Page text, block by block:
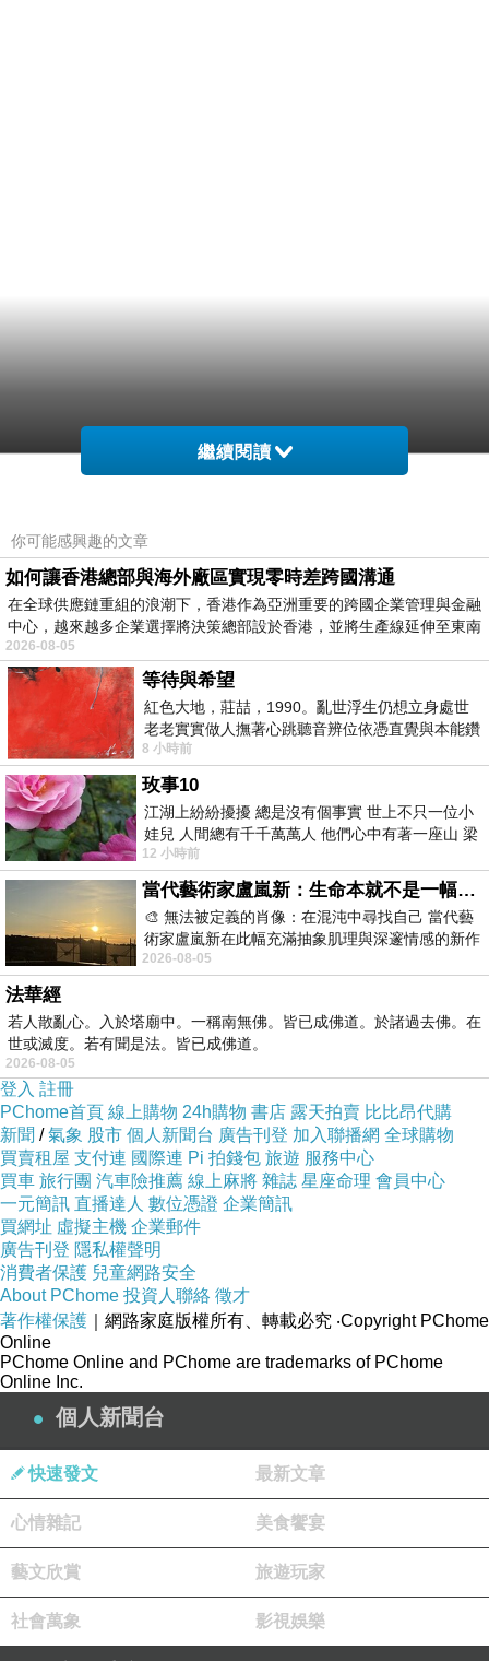
繼續閱讀
你可能感興趣的文章
如何讓香港總部與海外廠區實現零時差跨國溝通
在全球供應鏈重組的浪潮下，香港作為亞洲重要的跨國企業管理與金融
中心，越來越多企業選擇將決策總部設於香港，並將生產線延伸至東南
2026-08-05
等待與希望
紅色大地，莊喆，1990。亂世浮生仍想立身處世
老老實實做人撫著心跳聽音辨位依憑直覺與本能鑽
向裂隙的亮處探索另一個心聲另一個共鳴的
8 小時前
玫事10
江湖上紛紛擾擾 總是沒有個事實 世上不只一位小
娃兒 人間總有千千萬萬人 他們心中有著一座山 梁
山佛山泰華衡恆嵩 一山之高
12 小時前
當代藝術家盧嵐新：生命本就不是一幅能被定義的肖像，在混亂與交疊中拼湊完整的靈魂
🎨 無法被定義的肖像：在混沌中尋找自己 當代藝
術家盧嵐新在此幅充滿抽象肌理與深邃情感的新作
中，以灰白為基底，交織著塗抹、刮擦與
2026-08-05
法華經
若人散亂心。入於塔廟中。一稱南無佛。皆已成佛道。於諸過去佛。在
世或滅度。若有聞是法。皆已成佛道。
2026-08-05
登入 註冊
PChome首頁 線上購物 24h購物 書店 露天拍賣 比比昂代購
新聞 /氣象 股市 個人新聞台 廣告刊登 加入聯播網 全球購物
買賣租屋 支付連 國際連 Pi 拍錢包 旅遊 服務中心
買車 旅行團 汽車險推薦 線上麻將 雜誌 星座命理 會員中心
一元簡訊 直播達人 數位憑證 企業簡訊
買網址 虛擬主機 企業郵件
廣告刊登 隱私權聲明
消費者保護 兒童網路安全
About PChome 投資人聯絡 徵才
著作權保護 ｜網路家庭版權所有、轉載必究 ‧Copyright PChome
Online
PChome Online and PChome are trademarks of PChome
Online Inc.
個人新聞台
快速發文 最新文章
心情雜記 美食饗宴
藝文欣賞 旅遊玩家
社會萬象 影視娛樂